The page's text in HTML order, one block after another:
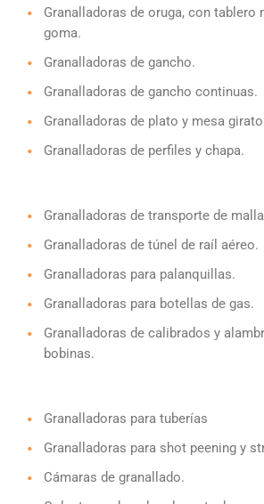
Granalladoras de oruga, con tablero
goma.
Granalladoras de gancho.
Granalladoras de gancho continuas.
Granalladoras de plato y mesa
Granalladoras de perfiles y chapa.
Granalladoras de transporte de
Granalladoras de túnel de raíl aéreo.
Granalladoras para palanquillas.
Granalladoras para botellas de gas.
Granalladoras de calibrados y
bobinas.
Granalladoras para tuberías
Granalladoras para shot peening y
Cámaras de granallado.